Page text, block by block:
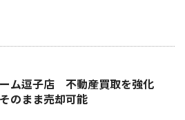
ム逗子店 不動産買取を強化
のまま売却可能